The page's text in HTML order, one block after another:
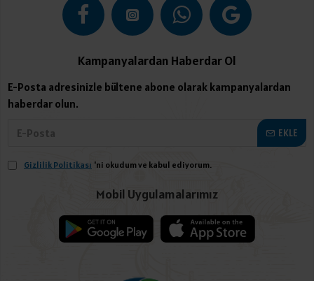
Kampanyalardan Haberdar Ol
E-Posta adresinizle bültene abone olarak kampanyalardan
haberdar olun.
EKLE
Gizlilik Politikası 'ni okudum ve kabul ediyorum.
Mobil Uygulamalarımız